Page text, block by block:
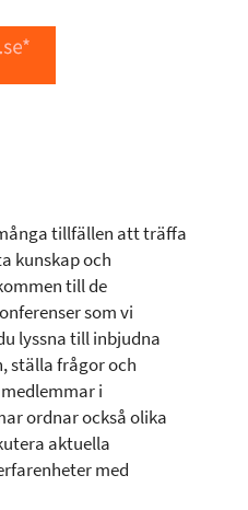
tillfällen att träffa
kunskap och
till de
som vi
lyssna till inbjudna
ställa frågor och
i
ordnar också olika
aktuella
med